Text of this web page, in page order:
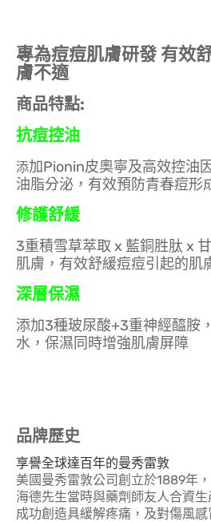
專為痘痘肌膚研發 有效
膚不適
商品特點:
抗痘控油
添加Pionin皮奧寧及高效控油
油脂分泌，有效預防青春痘形
修護舒緩
3重積雪草萃取 x 藍銅胜肽 x
肌膚，有效舒緩痘痘引起的肌
深層保濕
添加3種玻尿酸+3重神經醯胺
水，保濕同時增強肌膚屏障
品牌歷史
享譽全球達百年的曼秀雷敦
美國曼秀雷敦公司創立於1889年
海德先生當時與藥劑師友人合資生
成功創造具緩解疼痛，及對傷風